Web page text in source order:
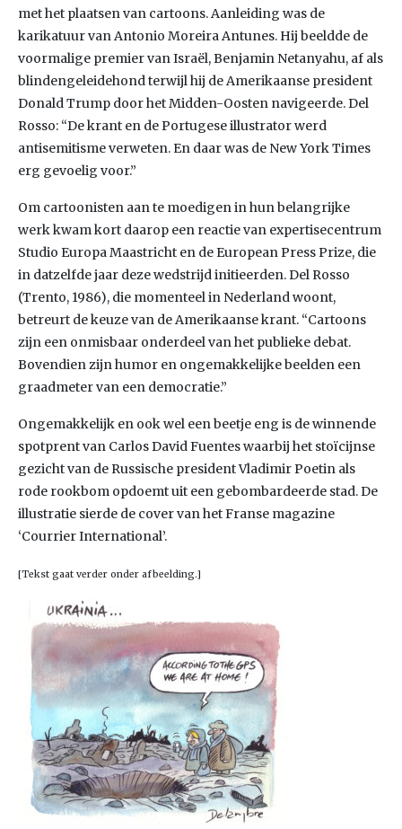
met het plaatsen van cartoons. Aanleiding was de
karikatuur van Antonio Moreira Antunes. Hij beeldde de
voormalige premier van Israël, Benjamin Netanyahu, af als
blindengeleidehond terwijl hij de Amerikaanse president
Donald Trump door het Midden-Oosten navigeerde. Del
Rosso: “De krant en de Portugese illustrator werd
antisemitisme verweten. En daar was de New York Times
erg gevoelig voor.”
Om cartoonisten aan te moedigen in hun belangrijke
werk kwam kort daarop een reactie van expertisecentrum
Studio Europa Maastricht en de European Press Prize, die
in datzelfde jaar deze wedstrijd initieerden. Del Rosso
(Trento, 1986), die momenteel in Nederland woont,
betreurt de keuze van de Amerikaanse krant. “Cartoons
zijn een onmisbaar onderdeel van het publieke debat.
Bovendien zijn humor en ongemakkelijke beelden een
graadmeter van een democratie.”
Ongemakkelijk en ook wel een beetje eng is de winnende
spotprent van Carlos David Fuentes waarbij het stoïcijnse
gezicht van de Russische president Vladimir Poetin als
rode rookbom opdoemt uit een gebombardeerde stad. De
illustratie sierde de cover van het Franse magazine
‘Courrier International’.
[Tekst gaat verder onder afbeelding.]